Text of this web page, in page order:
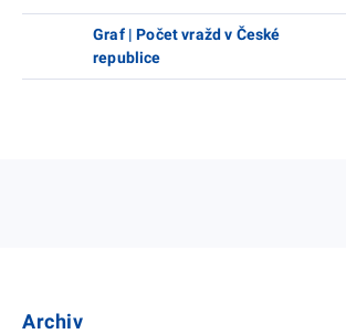
Graf | Počet vražd v České
republice
Archiv